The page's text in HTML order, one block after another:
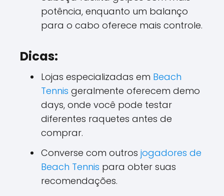
potência, enquanto um balanço
para o cabo oferece mais controle.
Dicas:
Lojas especializadas em Beach
Tennis geralmente oferecem demo
days, onde você pode testar
diferentes raquetes antes de
comprar.
Converse com outros jogadores de
Beach Tennis para obter suas
recomendações.